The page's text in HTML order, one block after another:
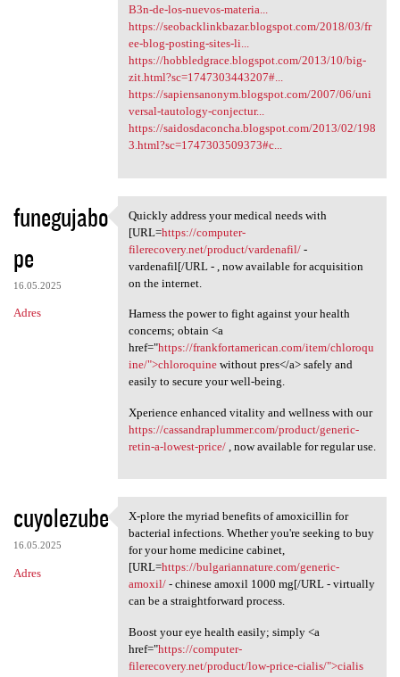
B3n-de-los-nuevos-materia...
https://seobacklinkbazar.blogspot.com/2018/03/fr
ee-blog-posting-sites-li...
https://hobbledgrace.blogspot.com/2013/10/big-
zit.html?sc=1747303443207#...
https://sapiensanonym.blogspot.com/2007/06/uni
versal-tautology-conjectur...
https://saidosdaconcha.blogspot.com/2013/02/198
3.html?sc=1747303509373#c...
funegujabo
pe
16.05.2025
Adres
Quickly address your medical
Quickly address your medical needs with
[URL=https://computer-
filerecovery.net/product/vardenafil/-
vardenafil[/URL - , now available for acquisition
on the internet.
Harness the power to fight against your health
concerns; obtain <a
href="https://frankfortamerican.com/item/chloroqu
ine/">chloroquinewithout pres</a> safely and
easily to secure your well-being.
Xperience enhanced vitality and wellness with our
https://cassandraplummer.com/product/generic-
retin-a-lowest-price/, now available for regular use.
cuyolezube
16.05.2025
Adres
X-plore the myriad benefits
X-plore the myriad benefits of amoxicillin for
bacterial infections. Whether you're seeking to buy
for your home medicine cabinet,
[URL=https://bulgariannature.com/generic-
amoxil/- chinese amoxil 1000 mg[/URL - virtually
can be a straightforward process.
Boost your eye health easily; simply <a
href="https://computer-
filerecovery.net/product/low-price-cialis/">cialis